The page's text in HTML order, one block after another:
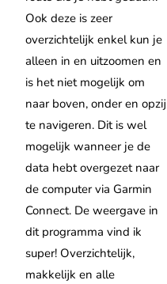
Ook deze is zeer
overzichtelijk enkel kun je
alleen in en uitzoomen en
is het niet mogelijk om
naar boven, onder en opzij
te navigeren. Dit is wel
mogelijk wanneer je de
data hebt overgezet naar
de computer via Garmin
Connect. De weergave in
dit programma vind ik
super! Overzichtelijk,
makkelijk en alle